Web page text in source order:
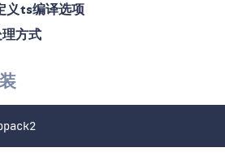
义ts编译选项
方式